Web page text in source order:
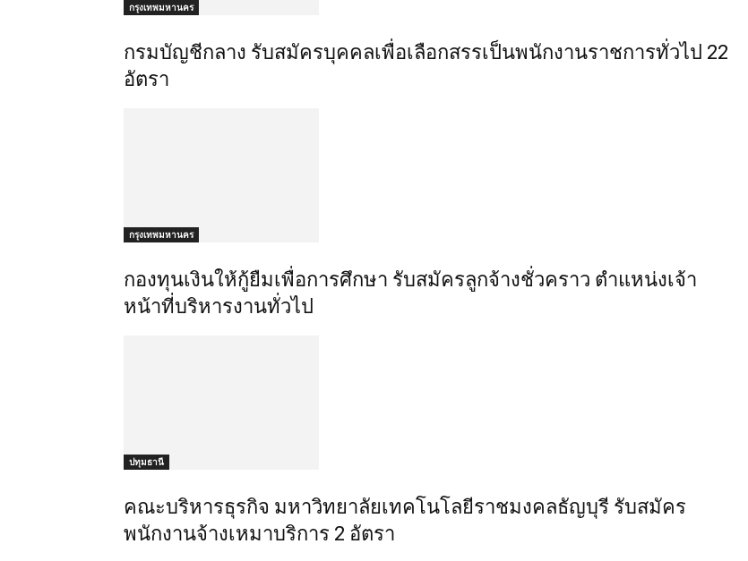
กรุงเทพมหานคร
กรมบัญชีกลาง รับสมัครบุคคลเพื่อเลือกสรรเป็นพนักงานราชการทั่วไป 22
อัตรา
กรุงเทพมหานคร
กองทุนเงินให้กู้ยืมเพื่อการศึกษา รับสมัครลูกจ้างชั่วคราว ตำแหน่งเจ้า
หน้าที่บริหารงานทั่วไป
ปทุมธานี
คณะบริหารธุรกิจ มหาวิทยาลัยเทคโนโลยีราชมงคลธัญบุรี รับสมัคร
พนักงานจ้างเหมาบริการ 2 อัตรา